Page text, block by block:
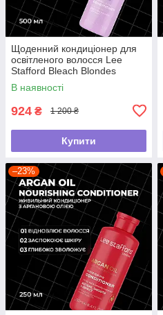
Щоденний кондиціонер для
освітленого волосся Lee
Stafford Bleach Blondes
Everyday Care Conditioner,
500 мл
В наявності
924 ₴ 1 200 ₴
Купити
–23%